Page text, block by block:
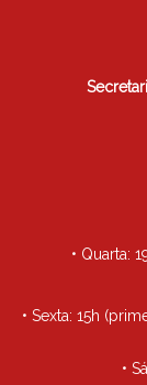
• Quarta:
• Sexta: 15h
•